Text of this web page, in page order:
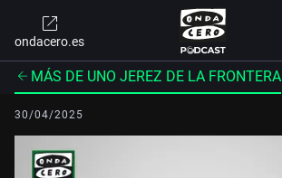
ondacero.es
MÁS DE UNO JEREZ DE LA FRONTERA
30/04/2025